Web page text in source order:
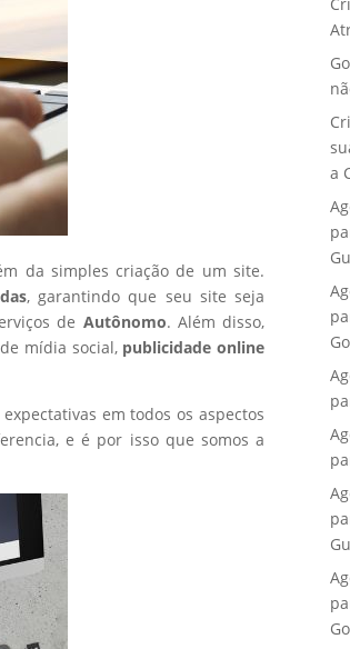
da simples criação de um site.
, garantindo que seu site seja
de Autônomo. Além disso,
mídia social, publicidade online
em todos os aspectos
e é por isso que somos a
a